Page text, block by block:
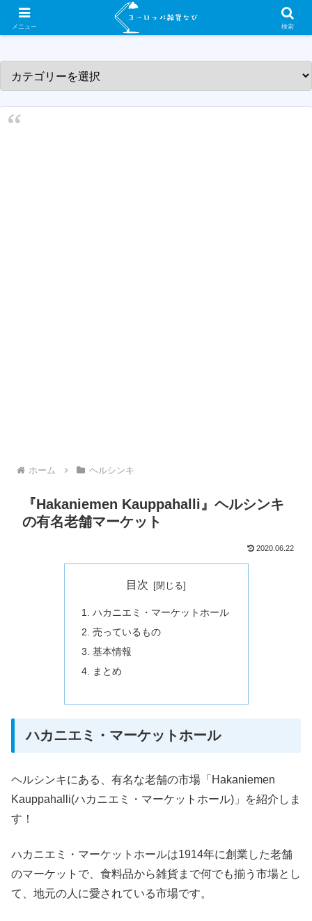
ヨーロッパ各国の素敵な雑貨屋さんを紹介するサイトです！
ホーム ヘルシンキ
『Hakaniemen Kauppahalli』ヘルシンキ
の有名老舗マーケット
2020.06.22
目次
ハカニエミ・マーケットホール
売っているもの
基本情報
まとめ
ハカニエミ・マーケットホール
ヘルシンキにある、有名な老舗の市場「Hakaniemen
Kauppahalli(ハカニエミ・マーケットホール)」を紹介しま
す！
ハカニエミ・マーケットホールは1914年に創業した老舗
のマーケットで、食料品から雑貨まで何でも揃う市場とし
て、地元の人に愛されている市場です。
メニュー 検索